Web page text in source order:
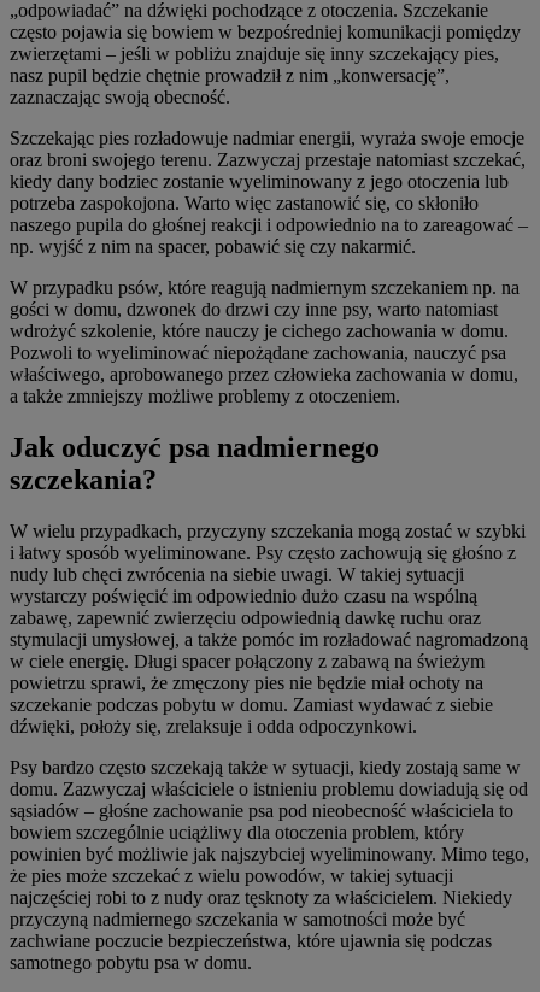
„odpowiadać” na dźwięki pochodzące z otoczenia. Szczekanie
często pojawia się bowiem w bezpośredniej komunikacji pomiędzy
zwierzętami – jeśli w pobliżu znajduje się inny szczekający pies,
nasz pupil będzie chętnie prowadził z nim „konwersację”,
zaznaczając swoją obecność.
Szczekając pies rozładowuje nadmiar energii, wyraża swoje emocje
oraz broni swojego terenu. Zazwyczaj przestaje natomiast szczekać,
kiedy dany bodziec zostanie wyeliminowany z jego otoczenia lub
potrzeba zaspokojona. Warto więc zastanowić się, co skłoniło
naszego pupila do głośnej reakcji i odpowiednio na to zareagować –
np. wyjść z nim na spacer, pobawić się czy nakarmić.
W przypadku psów, które reagują nadmiernym szczekaniem np. na
gości w domu, dzwonek do drzwi czy inne psy, warto natomiast
wdrożyć szkolenie, które nauczy je cichego zachowania w domu.
Pozwoli to wyeliminować niepożądane zachowania, nauczyć psa
właściwego, aprobowanego przez człowieka zachowania w domu,
a także zmniejszy możliwe problemy z otoczeniem.
Jak oduczyć psa nadmiernego
szczekania?
W wielu przypadkach, przyczyny szczekania mogą zostać w szybki
i łatwy sposób wyeliminowane. Psy często zachowują się głośno z
nudy lub chęci zwrócenia na siebie uwagi. W takiej sytuacji
wystarczy poświęcić im odpowiednio dużo czasu na wspólną
zabawę, zapewnić zwierzęciu odpowiednią dawkę ruchu oraz
stymulacji umysłowej, a także pomóc im rozładować nagromadzoną
w ciele energię. Długi spacer połączony z zabawą na świeżym
powietrzu sprawi, że zmęczony pies nie będzie miał ochoty na
szczekanie podczas pobytu w domu. Zamiast wydawać z siebie
dźwięki, położy się, zrelaksuje i odda odpoczynkowi.
Psy bardzo często szczekają także w sytuacji, kiedy zostają same w
domu. Zazwyczaj właściciele o istnieniu problemu dowiadują się od
sąsiadów – głośne zachowanie psa pod nieobecność właściciela to
bowiem szczególnie uciążliwy dla otoczenia problem, który
powinien być możliwie jak najszybciej wyeliminowany. Mimo tego,
że pies może szczekać z wielu powodów, w takiej sytuacji
najczęściej robi to z nudy oraz tęsknoty za właścicielem. Niekiedy
przyczyną nadmiernego szczekania w samotności może być
zachwiane poczucie bezpieczeństwa, które ujawnia się podczas
samotnego pobytu psa w domu.